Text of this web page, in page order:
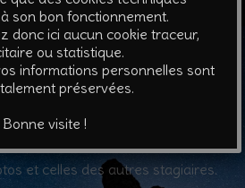
aussi
et celles des autres stagiaires.
son bon fonctionnement.
donc ici aucun cookie traceur,
ou statistique.
informations personnelles sont
préservées.
Bonne visite !